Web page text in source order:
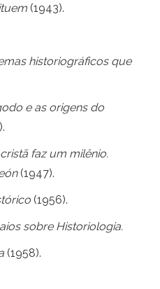
(1943).
historiográficos que
e as origens do
faz um milênio.
(1947).
(1956).
sobre Historiologia.
(1958).